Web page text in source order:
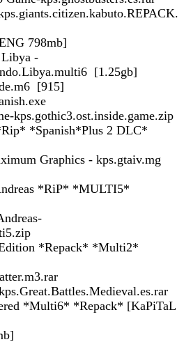
798mb]
Libya -
[1.25gb]
[915]
kps.gothic3.ost.inside.game.zip
*Spanish*Plus 2 DLC*
Graphics - kps.gtaiv.mg
*RiP* *MULTI5*
*Repack* *Multi2*
*Multi6* *Repack* [KaPiTaL